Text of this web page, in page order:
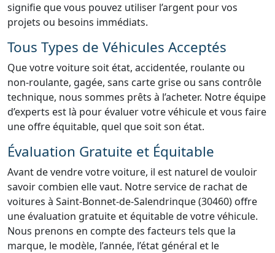
signifie que vous pouvez utiliser l’argent pour vos
projets ou besoins immédiats.
Tous Types de Véhicules Acceptés
Que votre voiture soit état, accidentée, roulante ou
non-roulante, gagée, sans carte grise ou sans contrôle
technique, nous sommes prêts à l’acheter. Notre équipe
d’experts est là pour évaluer votre véhicule et vous faire
une offre équitable, quel que soit son état.
Évaluation Gratuite et Équitable
Avant de vendre votre voiture, il est naturel de vouloir
savoir combien elle vaut. Notre service de rachat de
voitures à Saint-Bonnet-de-Salendrinque (30460) offre
une évaluation gratuite et équitable de votre véhicule.
Nous prenons en compte des facteurs tels que la
marque, le modèle, l’année, l’état général et le